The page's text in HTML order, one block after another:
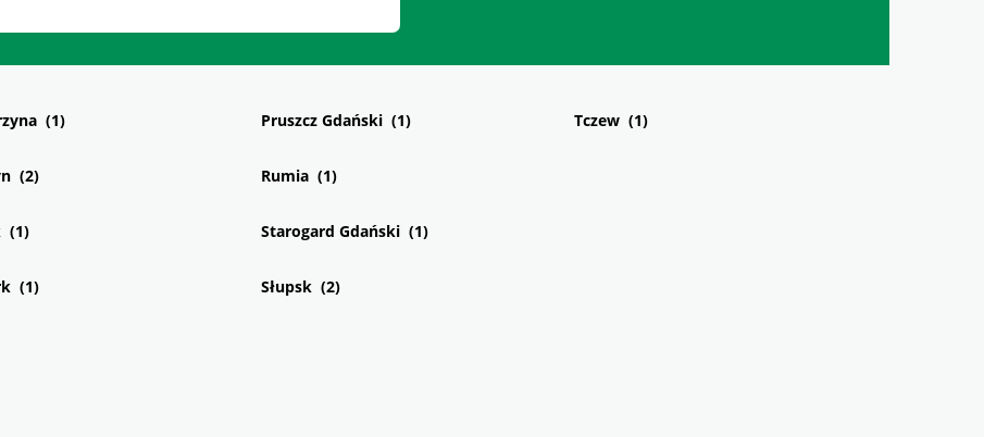
Pruszcz Gdański
Rumia
Starogard Gdański
Słupsk
Tczew